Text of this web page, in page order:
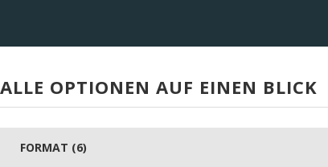
ALLE OPTIONEN AUF EINEN BLICK
FORMAT (6)